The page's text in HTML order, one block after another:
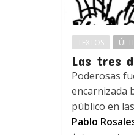
TEXTOS
Las tres
Poderosas
encarnizada
público en
Pablo